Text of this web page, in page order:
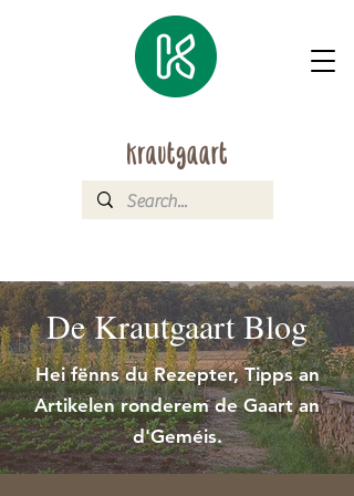
De Krautgaart Blog
Hei fënns du Rezepter, Tipps an
Artikelen ronderem de Gaart an
d'Geméis.